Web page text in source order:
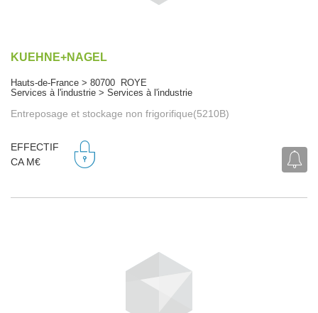
KUEHNE+NAGEL
Hauts-de-France > 80700 ROYE
Services à l'industrie > Services à l'industrie
Entreposage et stockage non frigorifique(5210B)
EFFECTIF
CA M€